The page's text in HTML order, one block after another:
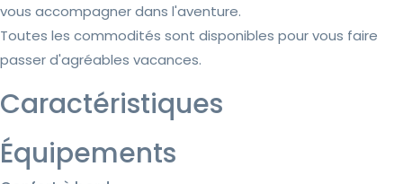
vous accompagner dans l'aventure.
Toutes les commodités sont disponibles pour vous faire
passer d'agréables vacances.
Caractéristiques
Équipements